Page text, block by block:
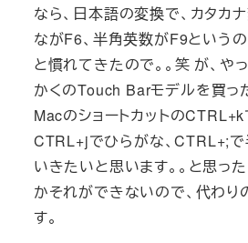
なら、日本語の変換で、カタカ
ながF6、半角英数がF9という
と慣れてきたので。。笑 が、や
かくのTouch Barモデルを買っ
MacのショートカットのCTRL+k
CTRL+jでひらがな、CTRL+;
いきたいと思います。。と思っ
かそれができないので、代わり
す。